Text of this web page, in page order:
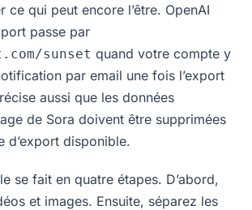
ce qui peut encore l’être. OpenAI
passe par
sunset quand votre compte y
par email une fois l’export
aussi que les données
de Sora doivent être supprimées
d’export disponible.
se fait en quatre étapes. D’abord,
et images. Ensuite, séparez les